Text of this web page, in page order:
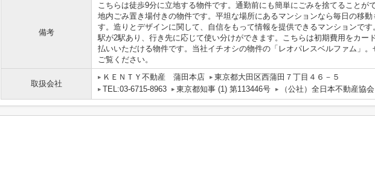
備考
こちらは徒歩9分に立地する物件です。通勤前にも簡単にごみを捨てることが
地内ごみ置き場付きの物件です。平坦な場所にあるマンションなら毎日の移動
す。造りとデザインに関して、自信をもって情報を提供できるマンションです
駅が2駅あり、行き先に応じて使い分けができます。こちらは初期費用をカー
払いいただける物件です。当社イチオシの物件の「レオパレスベルファム」。
ご覧ください。
取扱会社
ＫＥＮＴＹ不動産 蒲田本店
東京都大田区西蒲田７丁目４６－５
TEL:03-6715-8963
東京都知事 (1) 第113446号 （公社）全日本不動産協会